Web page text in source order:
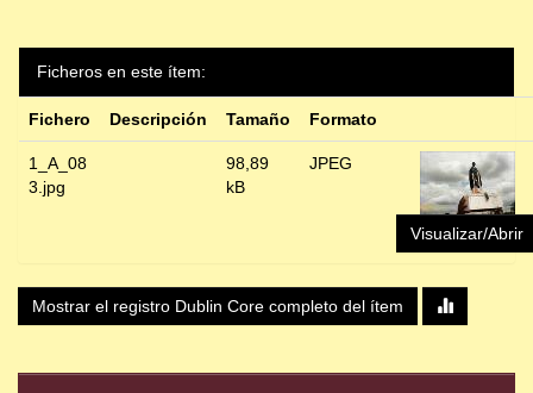
Ficheros en este ítem:
Fichero Descripción Tamaño Formato
1_A_08
3.jpg
98,89
kB
JPEG
Visualizar/Abrir
Mostrar el registro Dublin Core completo del ítem